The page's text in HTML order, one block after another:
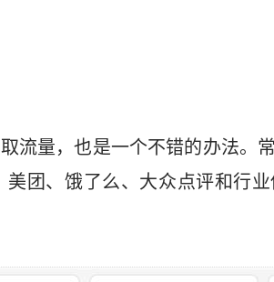
流量，也是一个不错的办法。
美团、饿了么、大众点评和行